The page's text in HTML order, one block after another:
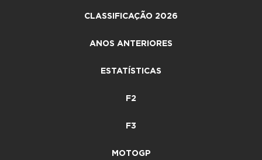
CLASSIFICAÇÃO 2026
ANOS ANTERIORES
ESTATÍSTICAS
F2
F3
MOTOGP